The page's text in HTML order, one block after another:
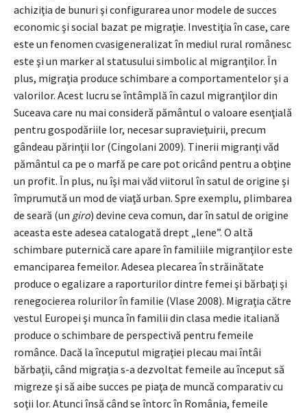
achiziţia de bunuri şi configurarea unor modele de succes
economic şi social bazat pe migraţie. Investiţia în case, care
este un fenomen cvasigeneralizat în mediul rural românesc
este şi un marker al statusului simbolic al migranţilor. În
plus, migraţia produce schimbare a comportamentelor şi a
valorilor. Acest lucru se întâmplă în cazul migranţilor din
Suceava care nu mai consideră pământul o valoare esenţială
pentru gospodăriile lor, necesar supravieţuirii, precum
gândeau părinţii lor (Cingolani 2009). Tinerii migranţi văd
pământul ca pe o marfă pe care pot oricând pentru a obţine
un profit. În plus, nu îşi mai văd viitorul în satul de origine şi
împrumută un mod de viaţă urban. Spre exemplu, plimbarea
de seară (un giro) devine ceva comun, dar în satul de origine
aceasta este adesea catalogată drept „lene”. O altă
schimbare puternică care apare în familiile migranţilor este
emanciparea femeilor. Adesea plecarea în străinătate
produce o egalizare a raporturilor dintre femei şi bărbaţi şi
renegocierea rolurilor în familie (Vlase 2008). Migraţia către
vestul Europei şi munca în familii din clasa medie italiană
produce o schimbare de perspectivă pentru femeile
românce. Dacă la începutul migraţiei plecau mai întâi
bărbaţii, când migraţia s-a dezvoltat femeile au început să
migreze şi să aibe succes pe piaţa de muncă comparativ cu
soţii lor. Atunci însă când se întorc în România, femeile